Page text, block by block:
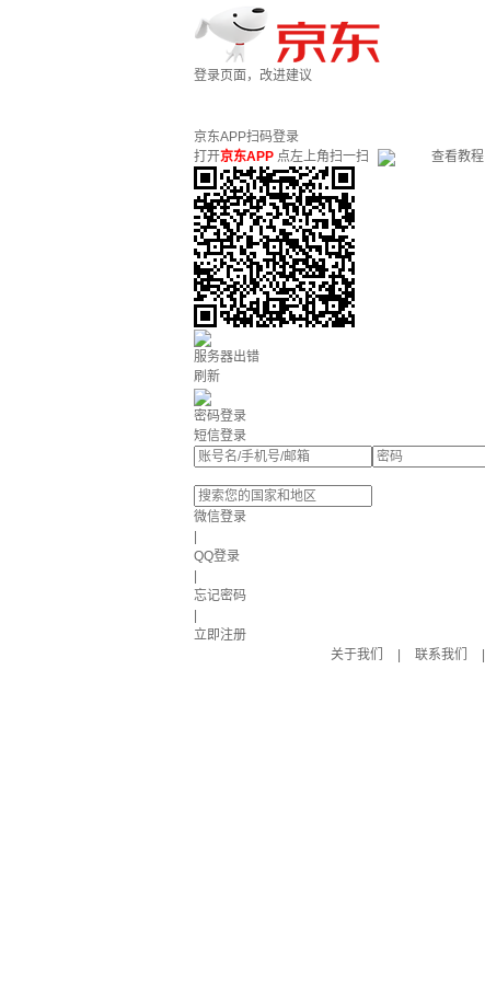
登录页面，改进建议
京东APP扫码登录
打开京东APP 点左上角扫一扫 查看教程
服务器出错
刷新
密码登录
短信登录
微信登录
QQ登录
忘记密码
立即注册
关于我们
联系我们